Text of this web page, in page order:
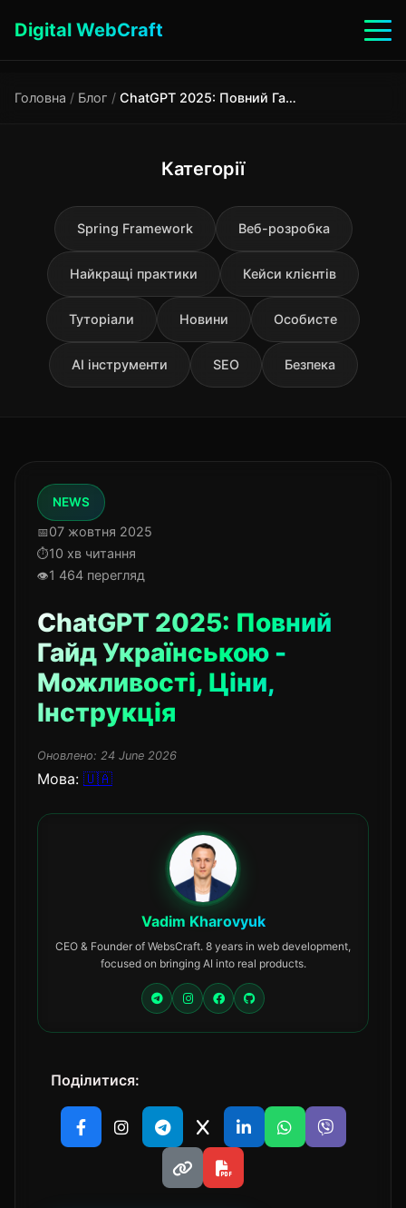
Digital WebCraft
Головна / Блог / ChatGPT 2025: Повний Гайд Українською - Можливості, Ціни, Інструкція
Категорії
Spring Framework Веб-розробка
Найкращі практики Кейси клієнтів
Туторіали Новини Особисте
AI інструменти SEO Безпека
NEWS
07 жовтня 2025
10 хв читання
1 464 перегляд
ChatGPT 2025: Повний
Гайд Українською -
Можливості, Ціни,
Інструкція
Оновлено: 24 June 2026
Мова: 🇺🇦
Vadim Kharovyuk
CEO & Founder of WebsCraft. 8 years in web development,
focused on bringing AI into real products.
Поділитися: